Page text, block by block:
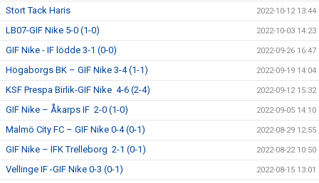
Stort Tack Haris 2022-10-12 13:44
LB07-GIF Nike 5-0 (1-0) 2022-10-03 14:23
GIF Nike - IF lödde 3-1 (0-0) 2022-09-26 16:47
Högaborgs BK – GIF Nike 3-4 (1-1) 2022-09-19 14:04
KSF Prespa Birlik-GIF Nike 4-6 (2-4) 2022-09-12 15:32
GIF Nike – Åkarps IF 2-0 (1-0) 2022-09-05 14:10
Malmö City FC – GIF Nike 0-4 (0-1) 2022-08-29 12:55
GIF Nike – IFK Trelleborg 2-1 (0-1) 2022-08-22 10:50
Vellinge IF -GIF Nike 0-3 (0-1) 2022-08-15 13:01